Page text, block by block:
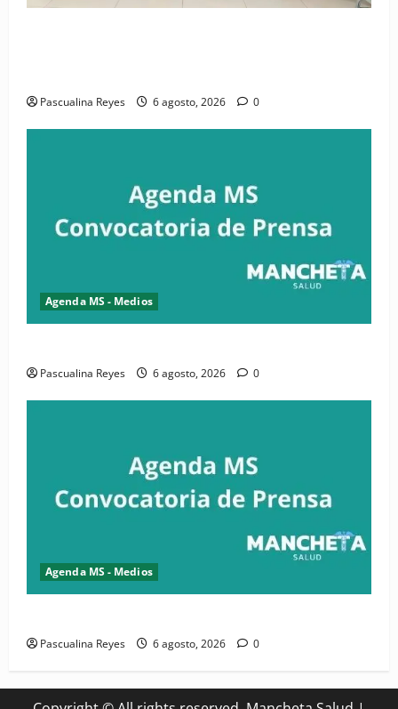
Pascualina Reyes 6 agosto, 2026 0
Agenda MS - Medios
Pascualina Reyes 6 agosto, 2026 0
Agenda MS - Medios
Pascualina Reyes 6 agosto, 2026 0